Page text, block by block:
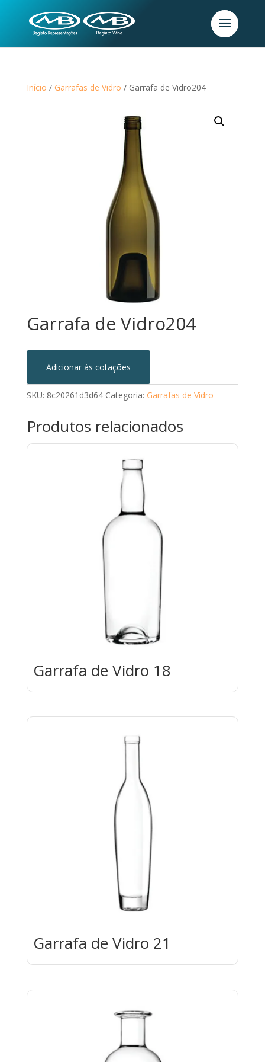
Início / Garrafas de Vidro / Garrafa de Vidro204
Garrafa de Vidro204
Adicionar às cotações
SKU: 8c20261d3d64 Categoria: Garrafas de Vidro
Produtos relacionados
Garrafa de Vidro 18
Garrafa de Vidro 21